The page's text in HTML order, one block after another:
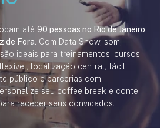
até 90 pessoas no Rio de Janeiro
de Fora . Com Data Show, som,
ideais para treinamentos, cursos
localização central, fácil
público e parcerias com
seu coffee break e conte
receber seus convidados.